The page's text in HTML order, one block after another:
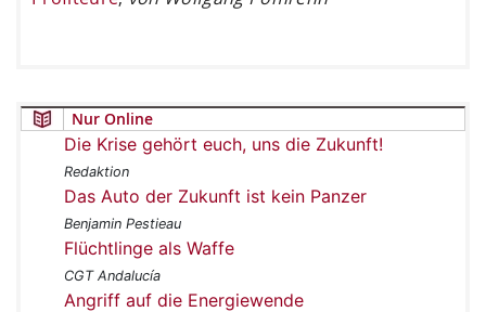
Nur Online
Die Krise gehört euch, uns die Zukunft!
Redaktion
Das Auto der Zukunft ist kein Panzer
Benjamin Pestieau
Flüchtlinge als Waffe
CGT Andalucía
Angriff auf die Energiewende